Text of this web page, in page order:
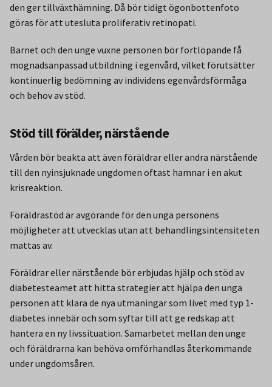
den ger tillväxthämning. Då bör tidigt ögonbottenfoto
göras för att utesluta proliferativ retinopati.
Barnet och den unge vuxne personen bör fortlöpande få
mognadsanpassad utbildning i egenvård, vilket förutsätter
kontinuerlig bedömning av individens egenvårdsförmåga
och behov av stöd.
Stöd till förälder, närstående
Vården bör beakta att även föräldrar eller andra närstående
till den nyinsjuknade ungdomen oftast hamnar i en akut
krisreaktion.
Föräldrastöd är avgörande för den unga personens
möjligheter att utvecklas utan att behandlingsintensiteten
mattas av.
Föräldrar eller närstående bör erbjudas hjälp och stöd av
diabetesteamet att hitta strategier att hjälpa den unga
personen att klara de nya utmaningar som livet med typ 1-
diabetes innebär och som syftar till att ge redskap att
hantera en ny livssituation. Samarbetet mellan den unge
och föräldrarna kan behöva omförhandlas återkommande
under ungdomsåren.